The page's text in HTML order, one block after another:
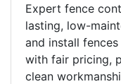
Expert fence
lasting, low-
and install
with fair pricing,
clean